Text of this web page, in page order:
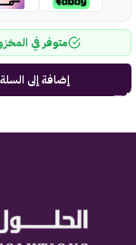
متوفر في
إضافة إلى السلة